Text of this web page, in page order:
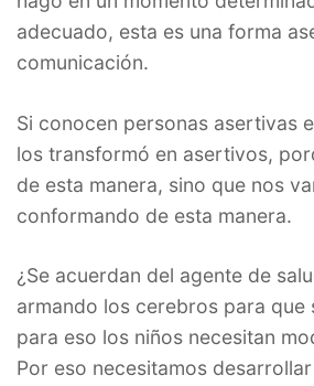
adecuado, esta es una forma
comunicación.
Si conocen personas asertivas
los transformó en asertivos,
de esta manera, sino que nos
conformando de esta manera.
¿Se acuerdan del agente de
armando los cerebros para que
para eso los niños necesitan
Por eso necesitamos